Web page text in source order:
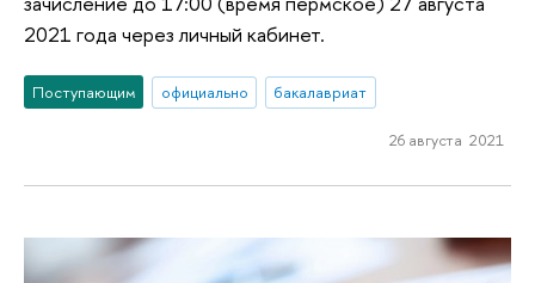
2021 года через личный кабинет.
Поступающим официально бакалавриат
26 августа 2021